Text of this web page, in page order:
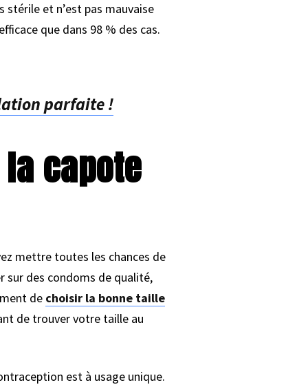
stérile et n’est pas mauvaise
que dans 98 % des cas.
parfaite !
capote
mettre toutes les chances de
sur des condoms de qualité,
de choisir la bonne taille
de trouver votre taille au
est à usage unique.